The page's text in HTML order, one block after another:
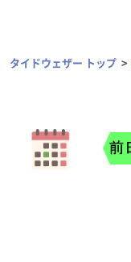
タイドウェザー トップ